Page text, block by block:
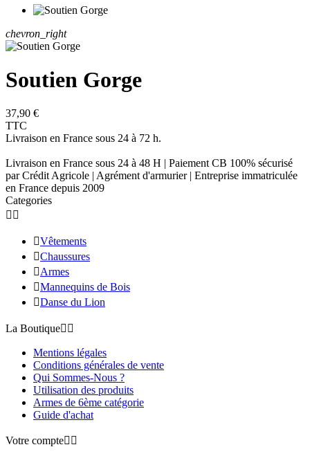
chevron_right
Soutien Gorge
37,90 €
TTC
Livraison en France sous 24 à 72 h.
Livraison en France sous 24 à 48 H | Paiement CB 100% sécurisé
par Crédit Agricole | Agrément d'armurier | Entreprise immatriculée
en France depuis 2009
Categories
 
Vêtements
Chaussures
Armes
Mannequins de Bois
Danse du Lion
La Boutique 
Mentions légales
Conditions générales de vente
Qui Sommes-Nous ?
Utilisation des produits
Armes de 6ème catégorie
Guide d'achat
Votre compte 